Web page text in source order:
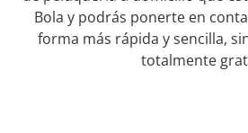
Bola y podrás ponerte en
forma más rápida y sencilla,
totalmente